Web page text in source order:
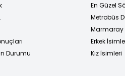
Durumu
En Güzel
Metrobüs
Marmaray
Erkek
Kız İsimleri